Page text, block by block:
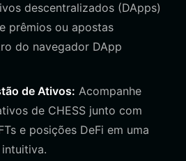
descentralizados (DApps)
prêmios ou apostas
do navegador DApp
de Ativos: Acompanhe
de CHESS junto com
e posições DeFi em uma